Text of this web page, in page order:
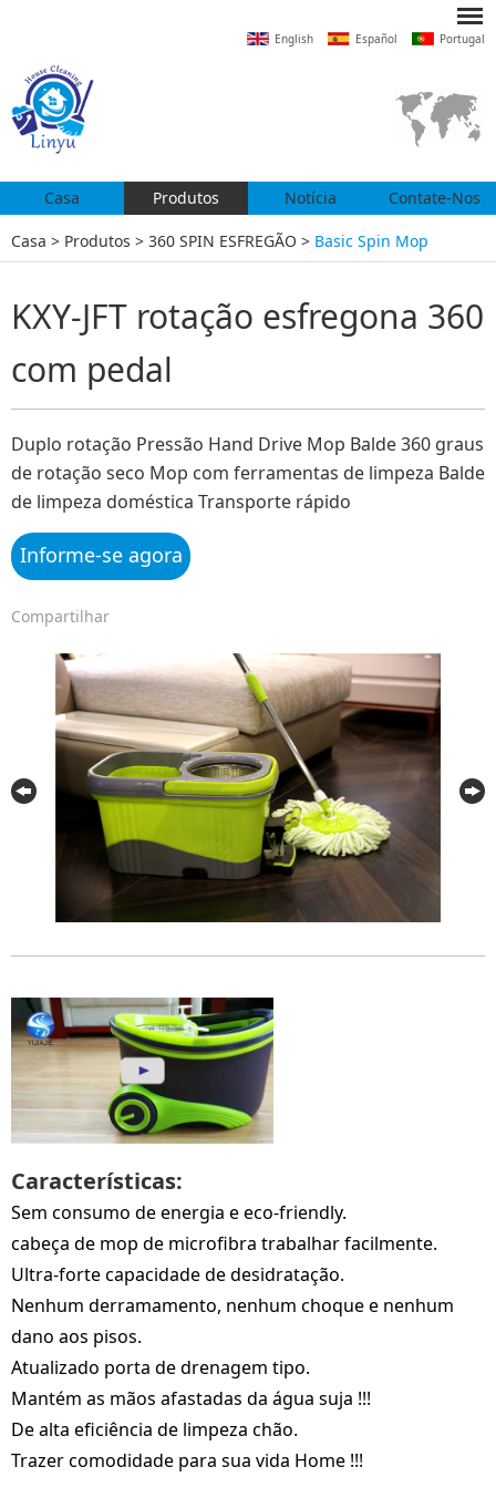
English Español Portugal
Casa Produtos Notícia Contate-Nos
Casa > Produtos > 360 SPIN ESFREGÃO > Basic Spin Mop
KXY-JFT rotação esfregona 360
com pedal
Duplo rotação Pressão Hand Drive Mop Balde 360 ​​graus
de rotação seco Mop com ferramentas de limpeza Balde
de limpeza doméstica Transporte rápido
Informe-se agora
Compartilhar
Características:
Sem consumo de energia e eco-friendly.
cabeça de mop de microfibra trabalhar facilmente.
Ultra-forte capacidade de desidratação.
Nenhum derramamento, nenhum choque e nenhum
dano aos pisos.
Atualizado porta de drenagem tipo.
Mantém as mãos afastadas da água suja !!!
De alta eficiência de limpeza chão.
Trazer comodidade para sua vida Home !!!